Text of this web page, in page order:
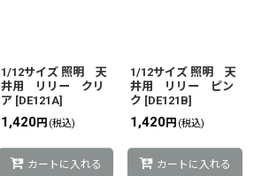
1/12サイズ 照明 天
井用 リリー クリ
ア [DE121A]
1,420円 (税込)
カートに入れる
1/12サイズ 照明 天
井用 リリー ピン
ク [DE121B]
1,420円 (税込)
カートに入れる